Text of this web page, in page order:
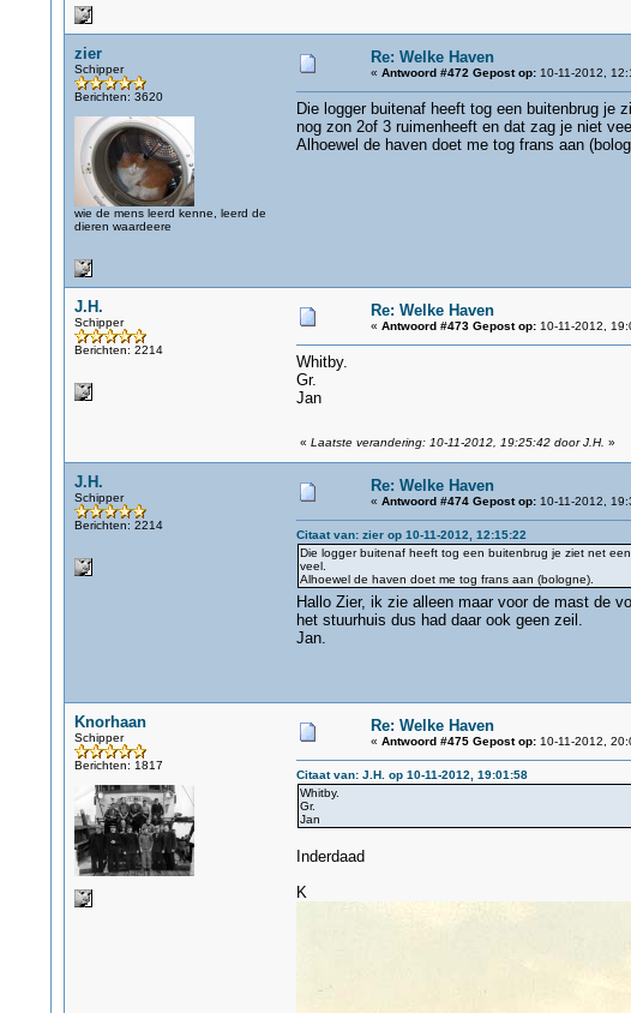
zier
Schipper
Berichten: 3620
wie de mens leerd kenne, leerd de
dieren waardeere
Re: Welke Haven
« Antwoord #472 Gepost op:10-11-2012,
Die logger buitenaf heeft tog een buitenbrug je
nog zon 2of 3 ruimenheeft en dat zag je niet
Alhoewel de haven doet me tog frans aan
J.H.
Schipper
Berichten: 2214
Re: Welke Haven
« Antwoord #473 Gepost op:10-11-2012,
Whitby.
Gr.
Jan
« Laatste verandering: 10-11-2012, 19:25:42 door J.H. »
J.H.
Schipper
Berichten: 2214
Re: Welke Haven
« Antwoord #474 Gepost op:10-11-2012,
Citaat van: zier op 10-11-2012, 12:15:22
Die logger buitenaf heeft tog een buitenbrug je ziet net
veel.
Alhoewel de haven doet me tog frans aan (bologne).
Hallo Zier, ik zie alleen maar voor de mast de
het stuurhuis dus had daar ook geen zeil.
Jan.
Knorhaan
Schipper
Berichten: 1817
Re: Welke Haven
« Antwoord #475 Gepost op:10-11-2012,
Citaat van: J.H. op 10-11-2012, 19:01:58
Whitby.
Gr.
Jan
Inderdaad
K